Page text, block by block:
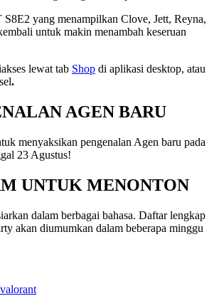
yang menampilkan Clove, Jett, Reyna,
untuk makin menambah keseruan
lewat tab Shop di aplikasi desktop, atau
.
AGEN BARU
menyaksikan pengenalan Agen baru pada
23 Agustus!
UNTUK MENONTON
dalam berbagai bahasa. Daftar lengkap
akan diumumkan dalam beberapa minggu